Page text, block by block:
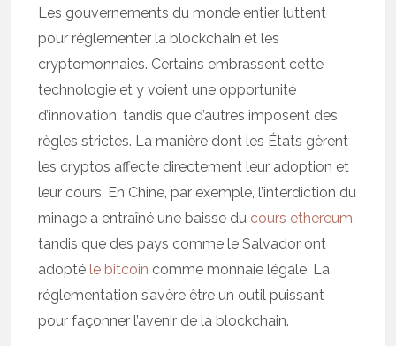
Les gouvernements du monde entier luttent
pour réglementer la blockchain et les
cryptomonnaies. Certains embrassent cette
technologie et y voient une opportunité
d’innovation, tandis que d’autres imposent des
règles strictes. La manière dont les États gèrent
les cryptos affecte directement leur adoption et
leur cours. En Chine, par exemple, l’interdiction du
minage a entraîné une baisse du cours ethereum,
tandis que des pays comme le Salvador ont
adopté le bitcoin comme monnaie légale. La
réglementation s’avère être un outil puissant
pour façonner l’avenir de la blockchain.